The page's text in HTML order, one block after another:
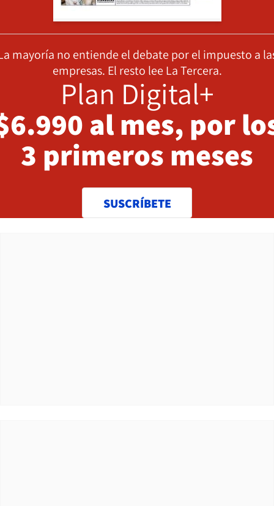
mayoría no entiende el debate por el impuesto a
empresas. El resto lee La Tercera.
Plan Digital+
al mes, por
3 primeros meses
SUSCRÍBETE